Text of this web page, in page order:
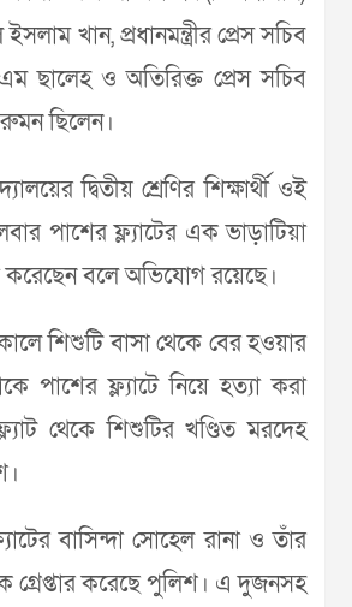
খান, প্রধানমন্ত্রীর প্রেস সচিব
ছালেহ ও অতিরিক্ত প্রেস সচিব
ছিলেন।
দ্বিতীয় শ্রেণির শিক্ষার্থী ওই
পাশের ফ্ল্যাটের এক ভাড়াটিয়া
করেছেন বলে অভিযোগ রয়েছে।
শিশুটি বাসা থেকে বের হওয়ার
পাশের ফ্ল্যাটে নিয়ে হত্যা করা
থেকে শিশুটির খণ্ডিত মরদেহ
বাসিন্দা সোহেল রানা ও তাঁর
গ্রেপ্তার করেছে পুলিশ। এ দুজনসহ